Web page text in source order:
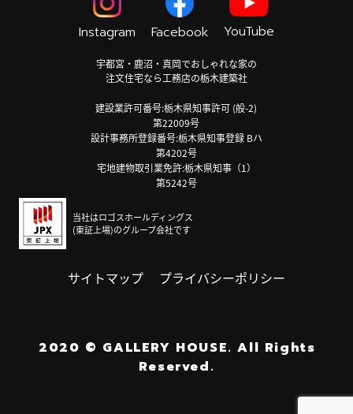
Instagram Facebook YouTube
宇都宮・鹿沼・真岡でおしゃれな家の
注文住宅なら工務店の栃木建築社
建設業許可番号:栃木県知事許可 (般-2)
第22009号
設計事務所登録番号:栃木県知事登録 Bハ
第4202号
宅地建物取引業免許:栃木県知事（1）
第5242号
当社はロゴスホールディングス
(東証上場)のグループ会社です
サイトマップ プライバシーポリシー
2020 © GALLERY HOUSE. All Rights
Reserved.